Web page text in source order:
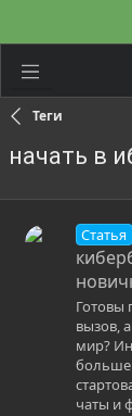
Теги
начать в
Статья
Готовы
вызов,
мир?
больше
чаты и